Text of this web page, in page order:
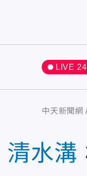
LIVE
中天新聞網
清水溝